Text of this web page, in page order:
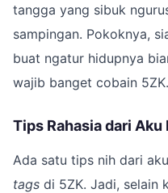
tangga yang sibuk
sampingan. Pokoknya,
buat ngatur hidupnya
wajib banget cobain 5ZK.
Tips Rahasia dari
Ada satu tips nih dari
tags di 5ZK. Jadi, selain